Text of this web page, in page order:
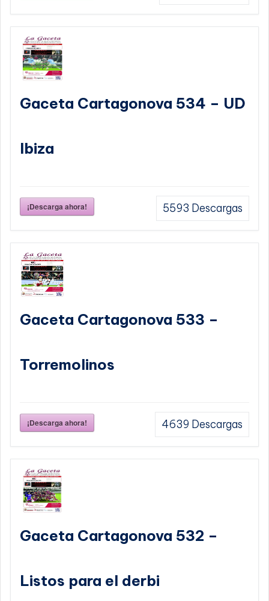
Gaceta Cartagonova 534 – UD
Ibiza
¡Descarga ahora! 5593 Descargas
Gaceta Cartagonova 533 –
Torremolinos
¡Descarga ahora! 4639 Descargas
Gaceta Cartagonova 532 –
Listos para el derbi